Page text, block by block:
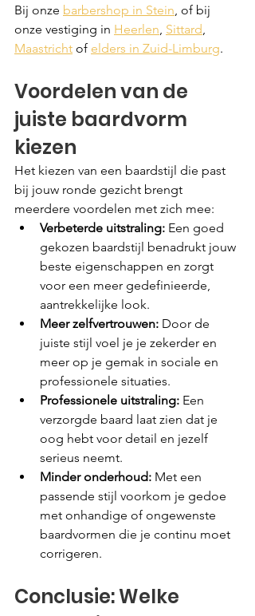
Bij onze barbershop in Stein, of bij
onze vestiging in Heerlen, Sittard,
Maastricht of elders in Zuid-Limburg.
Voordelen van de
juiste baardvorm
kiezen
Het kiezen van een baardstijl die past
bij jouw ronde gezicht brengt
meerdere voordelen met zich mee:
Verbeterde uitstraling: Een goed
gekozen baardstijl benadrukt jouw
beste eigenschappen en zorgt
voor een meer gedefinieerde,
aantrekkelijke look.
Meer zelfvertrouwen: Door de
juiste stijl voel je je zekerder en
meer op je gemak in sociale en
professionele situaties.
Professionele uitstraling: Een
verzorgde baard laat zien dat je
oog hebt voor detail en jezelf
serieus neemt.
Minder onderhoud: Met een
passende stijl voorkom je gedoe
met onhandige of ongewenste
baardvormen die je continu moet
corrigeren.
Conclusie: Welke